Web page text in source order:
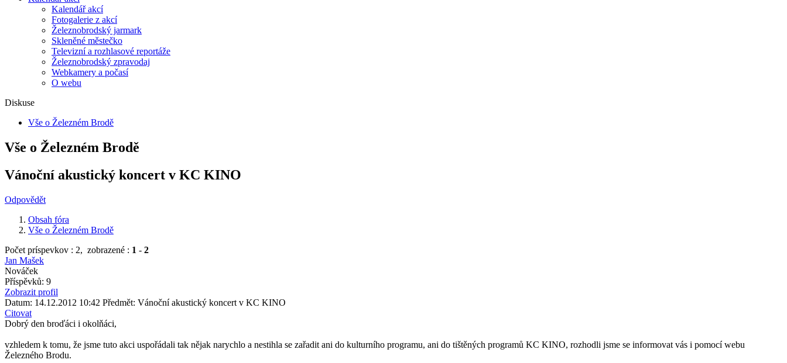
Kalendář akcí
Fotogalerie z akcí
Železnobrodský jarmark
Skleněné městečko
Televizní a rozhlasové reportáže
Železnobrodský zpravodaj
Webkamery a počasí
O webu
Diskuse
Vše o Železném Brodě
Vše o Železném Brodě
Vánoční akustický koncert v KC KINO
Odpovědět
Obsah fóra
Vše o Železném Brodě
Počet príspevkov : 2, zobrazené : 1 - 2
Jan Mašek
Nováček
Příspěvků: 9
Zobrazit profil
Datum: 14.12.2012 10:42 Předmět: Vánoční akustický koncert v KC KINO
Citovat
Dobrý den broďáci i okolňáci,
vzhledem k tomu, že jsme tuto akci uspořádali tak nějak narychlo a nestihla se zařadit ani do kulturního programu, ani do tištěných programů KC KINO, rozhodli jsme se informovat vás i pomocí webu
Železného Brodu.